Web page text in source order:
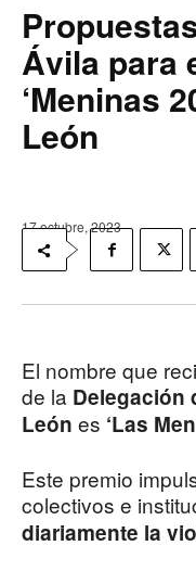
Ávila para
‘Meninas
León
17 octubre, 2023
El nombre que
de la Delegación
León es ‘Las
Este premio
colectivos e
diariamente la